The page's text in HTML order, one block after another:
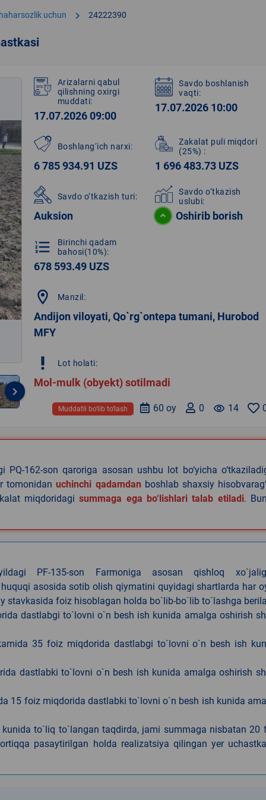
uchun chevron_right 24222390
keyboard_arrow_right
Arizalarni qabul
qilishning oxirgi
muddati:
17.07.2026 09:00
Savdo boshlanish
vaqti:
17.07.2026 10:00
Boshlang‘ich narxi:
6 785 934.91 UZS
Zakalat puli miqdori
(25%) :
1 696 483.73 UZS
Savdo o‘tkazish turi:
Auksion
Savdo o‘tkazish
uslubi:
Oshirib borish
format_list_numbered
Birinchi qadam
bahosi(10%):
678 593.49 UZS
location_on Manzil:
Andijon viloyati, Qo`rg`ontepa tumani, Hurobod
MFY
priority_high Lot holati:
Mol-mulk (obyekt) sotilmadi
remove_red_eye 14
0
60 oy
Muddatli bo‘lib to‘lash
PQ-162-son qaroriga asosan ushbu lot bo‘yicha
tomonidanuchinchi qadamdan boshlab shaxsiy
miqdoridagisummaga ega bo‘lishlari talab etiladi.
PF-135-son Farmoniga asosan qishloq
asosida sotib olish qiymatini quyidagi shartlarda har
stavkasida foiz hisoblagan holda bo`lib-bo`lib to`lashga
dastlabgi to`lovni o`n besh ish kunida amalga oshirish
35 foiz miqdorida dastlabgi to`lovni o`n besh ish
dastlabki to`lovni o`n besh ish kunida amalga oshirish
15 foiz miqdorida dastlabki to`lovni o`n besh ish kunida
to`liq to`langan taqdirda, jami summaga nisbatan 20
pasaytirilgan holda realizatsiya qilingan yer